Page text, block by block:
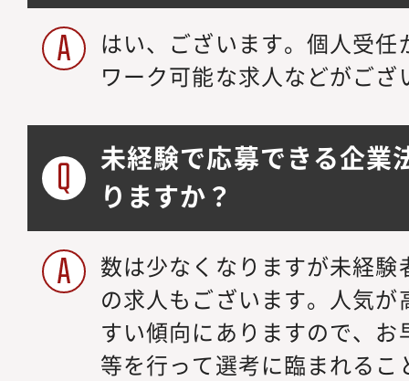
はい、ございます。個人受
ワーク可能な求人などがござ
未経験で応募できる企業
りますか？
数は少なくなりますが未経
の求人もございます。人気
すい傾向にありますので、
等を行って選考に臨まれる